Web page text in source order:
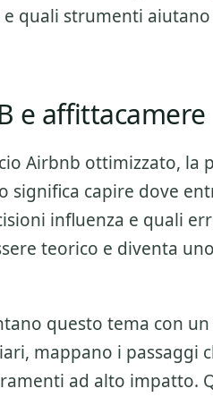
quali strumenti
e affittacamere
Airbnb ottimizzato, la
capire dove
influenza e quali
teorico e diventa
questo tema con
mappano i passaggi
ad alto impatto.